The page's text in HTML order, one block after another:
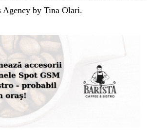
by Tina Olari.